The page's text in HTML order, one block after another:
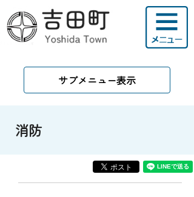
サブメニュー表示
消防